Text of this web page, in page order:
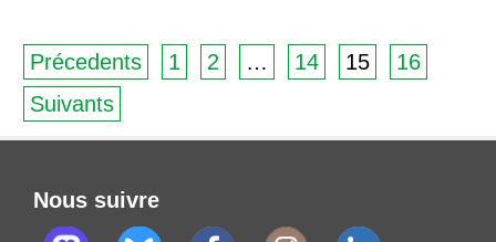
Précedents 1 2 … 14 15
16
Suivants
Nous suivre